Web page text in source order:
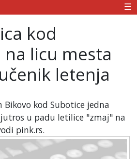
☰
kod
na licu mesta
letenja
kod Subotice jedna
u padu letilice "zmaj" na
pink.rs.